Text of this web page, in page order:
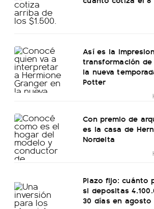
Así es la
transformación
la nueva
Potter
Con premio de
es la casa de
Nordelta
Plazo fijo: cuánto
si depositas
30 días en agosto